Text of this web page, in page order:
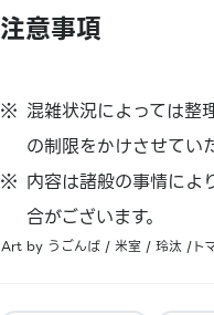
注意事項
混雑状況によっては整
の制限をかけさせてい
内容は諸般の事情によ
合がございます。
Art by うごんば / 米室 / 玲汰 /ト